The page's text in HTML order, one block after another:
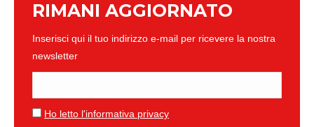
RIMANI AGGIORNATO
Inserisci qui il tuo indirizzo e-mail per ricevere la nostra
newsletter
Ho letto l'informativa privacy